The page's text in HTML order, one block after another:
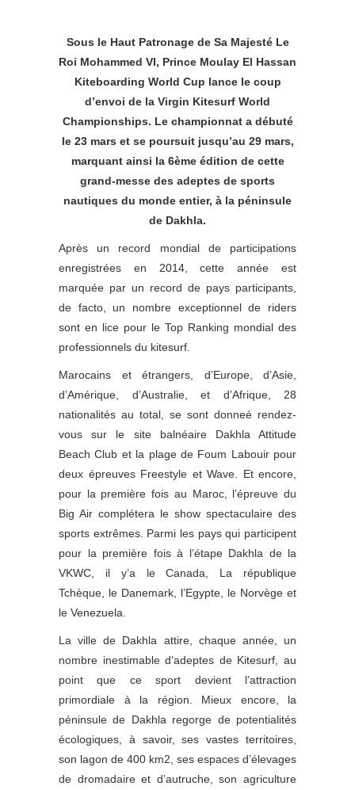
Sous le Haut Patronage de Sa Majesté Le
Roi Mohammed VI, Prince Moulay El Hassan
Kiteboarding World Cup lance le coup
d’envoi de la Virgin Kitesurf World
Championships. Le championnat a débuté
le 23 mars et se poursuit jusqu’au 29 mars,
marquant ainsi la 6ème édition de cette
grand-messe des adeptes de sports
nautiques du monde entier, à la péninsule
de Dakhla.
Après un record mondial de participations
enregistrées en 2014, cette année est
marquée par un record de pays participants,
de facto, un nombre exceptionnel de riders
sont en lice pour le Top Ranking mondial des
professionnels du kitesurf.
Marocains et étrangers, d’Europe, d’Asie,
d’Amérique, d’Australie, et d’Afrique, 28
nationalités au total, se sont donneé rendez-
vous sur le site balnéaire Dakhla Attitude
Beach Club et la plage de Foum Labouir pour
deux épreuves Freestyle et Wave. Et encore,
pour la première fois au Maroc, l’épreuve du
Big Air complétera le show spectaculaire des
sports extrêmes. Parmi les pays qui participent
pour la première fois à l’étape Dakhla de la
VKWC, il y’a le Canada, La république
Tchèque, le Danemark, l’Egypte, le Norvège et
le Venezuela.
La ville de Dakhla attire, chaque année, un
nombre inestimable d’adeptes de Kitesurf, au
point que ce sport devient l’attraction
primordiale à la région. Mieux encore, la
péninsule de Dakhla regorge de potentialités
écologiques, à savoir, ses vastes territoires,
son lagon de 400 km2, ses espaces d’élevages
de dromadaire et d’autruche, son agriculture